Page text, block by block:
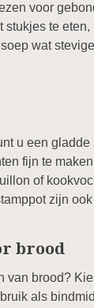
voor
stukjes te
wat
u een
fijn te
of
zijn
brood
van brood?
als